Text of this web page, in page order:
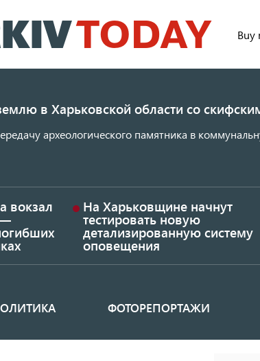
к
основному
Buy
в Харьковской области со
археологического памятника в
вокзал На Харьковщине начнут
тестировать новую
детализированную систему
оповещения
ФОТОРЕПОРТАЖИ